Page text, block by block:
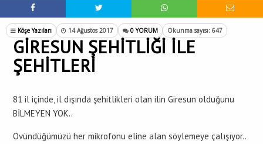
Köşe Yazıları 14 Ağustos 2017 0 YORUM Okunma sayısı: 647
GİRESUN ŞEHİTLİĞİ İLE
ŞEHİTLERİ
81 il içinde, il dışında şehitlikleri olan ilin Giresun olduğunu
BİLMEYEN YOK..
Övündüğümüzü her mikrofonu eline alan söylemeye çalışıyor..